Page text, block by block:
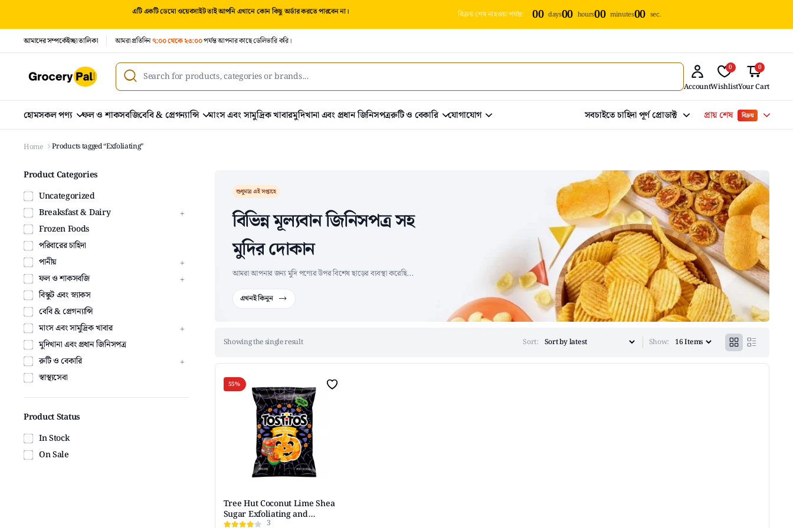
এটি একটি ডেমো ওয়েবসাইট তাই আপনি এখানে কোন কিছু অর্ডার করতে পারবেন না। বিক্রয় শেষ না হওয়া পর্যন্ত: 00 days00 hours00 minutes00 sec.
আমাদের সম্পর্কেইচ্ছা তালিকা আমরা প্রতিদিন৭:০০ থেকে ২৩:০০পর্যন্ত আপনার কাছে ডেলিভারি করি।
Account
0
Wishlist
0
Your Cart
হোমসকল পণ্য ফল ও শাকসবজিবেবি & প্রেগন্যান্সি মাংস এবং সামুদ্রিক খাবারমুদিখানা এবং প্রধান জিনিসপত্ররুটি ও বেকারি যোগাযোগ সবচাইতে চাহিদা পূর্ণ প্রোডাক্ট প্রায় শেষ বিক্রয়
Home Products tagged “Exfoliating”
শুধুমাত্র এই সপ্তাহে
বিভিন্ন মূল্যবান জিনিসপত্র সহ
মুদির দোকান
আমরা আপনার জন্য মুদি পণ্যের উপর বিশেষ ছাড়ের ব্যবস্থা করেছি...
এখনই কিনুন
Showing the single result Sort: Show:
55%
Tree Hut Coconut Lime Shea
Sugar Exfoliating and
Hydrating Body Scrub, 18 oz
3
Product Categories
Uncategorized
Breaksfast & Dairy
Frozen Foods
পরিবারের চাহিদা
পানীয়
ফল ও শাকসবজি
বিস্কুট এবং স্ন্যাকস
বেবি & প্রেগন্যান্সি
মাংস এবং সামুদ্রিক খাবার
মুদিখানা এবং প্রধান জিনিসপত্র
রুটি ও বেকারি
স্বাস্থ্যসেবা
Product Status
In Stock
On Sale